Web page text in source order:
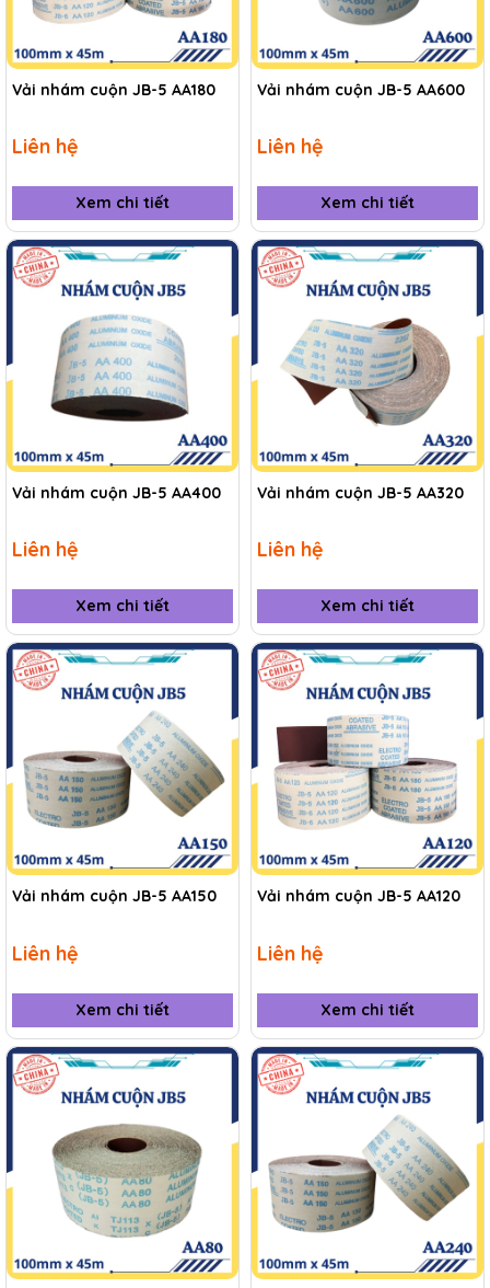
Vải nhám cuộn JB-5 AA180
Liên hệ
Xem chi tiết
Vải nhám cuộn JB-5 AA600
Liên hệ
Xem chi tiết
Vải nhám cuộn JB-5 AA400
Liên hệ
Xem chi tiết
Vải nhám cuộn JB-5 AA320
Liên hệ
Xem chi tiết
Vải nhám cuộn JB-5 AA150
Liên hệ
Xem chi tiết
Vải nhám cuộn JB-5 AA120
Liên hệ
Xem chi tiết